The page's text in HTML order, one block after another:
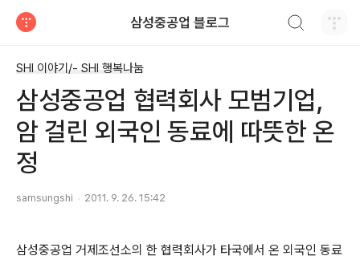
삼성중공업 블로그
SHI 이야기/- SHI 행복나눔
삼성중공업 협력회사 모범기업,
암 걸린 외국인 동료에 따뜻한 온
정
samsungshi 2011. 9. 26. 15:42
삼성중공업 거제조선소의 한 협력회사가 타국에서 온 외국인 동료